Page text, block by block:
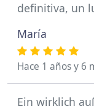
definitiva, un
María
Hace 1 años y 6
Ein wirklich